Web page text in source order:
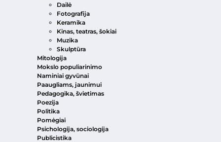
Dailė
Fotografija
Keramika
Kinas, teatras, šokiai
Muzika
Skulptūra
Mitologija
Mokslo populiarinimo
Naminiai gyvūnai
Paaugliams, jaunimui
Pedagogika, švietimas
Poezija
Politika
Pomėgiai
Psichologija, sociologija
Publicistika